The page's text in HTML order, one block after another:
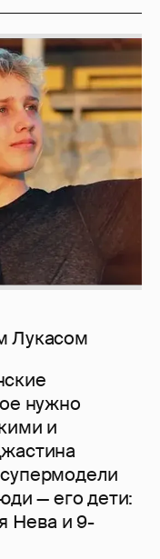
Лукасом
нужно
и
— его дети:
Нева и 9-